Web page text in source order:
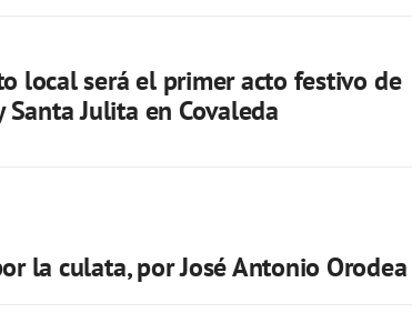
local será el primer acto festivo de
Santa Julita en Covaleda
la culata, por José Antonio Orodea